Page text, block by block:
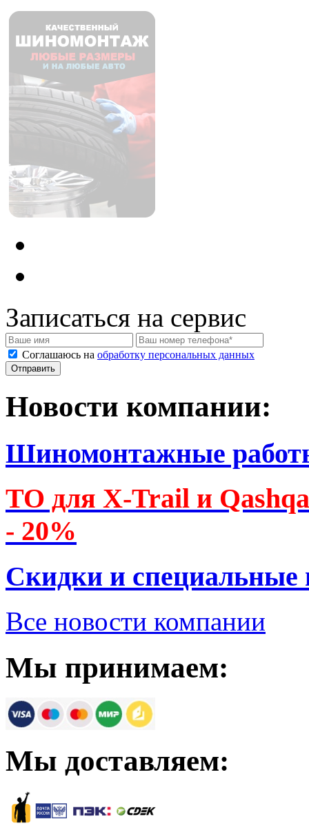
Записаться на сервис
Соглашаюсь на обработку персональных данных
Новости компании:
Шиномонтажные
ТО для X-Trail и
- 20%
Скидки и специальные
Все новости компании
Мы принимаем:
Мы доставляем: